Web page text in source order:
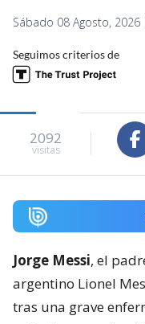
Sábado 08 Agosto, 2026
Seguimos criterios de
2092
visitas
Jorge Messi, el
argentino Lionel
tras una grave